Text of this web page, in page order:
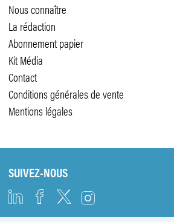
Nous connaître
La rédaction
Abonnement papier
Kit Média
Contact
Conditions générales de vente
Mentions légales
SUIVEZ-NOUS